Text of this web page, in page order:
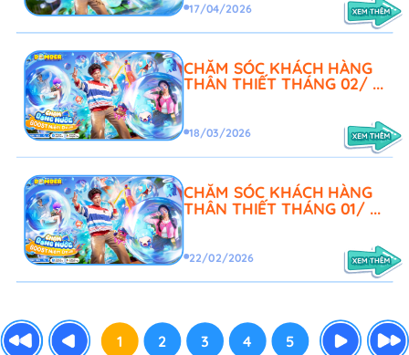
17/04/2026
CHĂM SÓC KHÁCH HÀNG
THÂN THIẾT THÁNG 02/ ...
18/03/2026
CHĂM SÓC KHÁCH HÀNG
THÂN THIẾT THÁNG 01/ ...
22/02/2026
1 2 3 4 5